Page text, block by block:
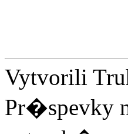
Vytvorili
Pr�spevky